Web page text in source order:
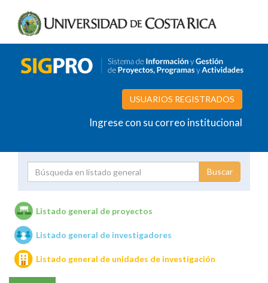
USUARIOS REGISTRADOS
Ingrese con su correo institucional
Unidades de investigación
Listado general de proyectos
Listado general de investigadores
Listado general de unidades de investigación